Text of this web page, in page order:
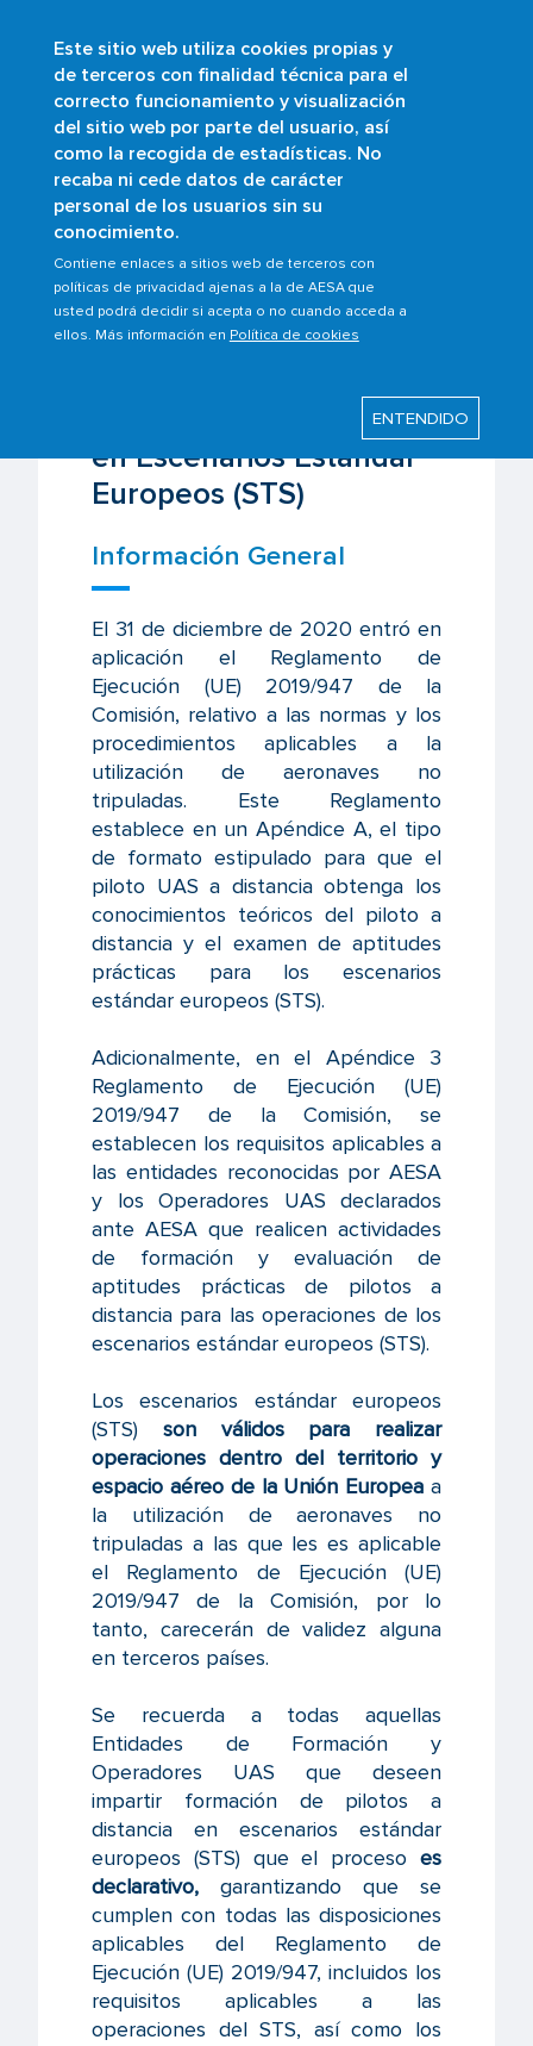
Este sitio web utiliza cookies propias y
de terceros con finalidad técnica para el
correcto funcionamiento y visualización
del sitio web por parte del usuario, así
como la recogida de estadísticas. No
recaba ni cede datos de carácter
personal de los usuarios sin su
conocimiento.
Contiene enlaces a sitios web de terceros con
políticas de privacidad ajenas a la de AESA que
usted podrá decidir si acepta o no cuando acceda a
ellos. Más información en Política de cookies
ENTENDIDO
Pasar
al
contenido
principal
Buscar
Sobrescribir
enlaces
de
ayuda
a
la
Inicio Ámbitos
UAS/Drones
Entidades de formación UAS/Drones
Entidades de formación en Escenarios
Estándar Europeos (STS)
Última modificación: Martes, 14 Abril 2026
Entidades de formación
en Escenarios Estándar
Europeos (STS)
Información General
El 31 de diciembre de 2020 entró en
aplicación el Reglamento de
Ejecución (UE) 2019/947 de la
Comisión, relativo a las normas y los
procedimientos aplicables a la
utilización de aeronaves no
tripuladas. Este Reglamento
establece en un Apéndice A, el tipo
de formato estipulado para que el
piloto UAS a distancia obtenga los
conocimientos teóricos del piloto a
distancia y el examen de aptitudes
prácticas para los escenarios
estándar europeos (STS).
Adicionalmente, en el Apéndice 3
Reglamento de Ejecución (UE)
2019/947 de la Comisión, se
establecen los requisitos aplicables a
las entidades reconocidas por AESA
y los Operadores UAS declarados
ante AESA que realicen actividades
de formación y evaluación de
aptitudes prácticas de pilotos a
distancia para las operaciones de los
escenarios estándar europeos (STS).
Los escenarios estándar europeos
(STS) son válidos para realizar
operaciones dentro del territorio y
espacio aéreo de la Unión Europea a
la utilización de aeronaves no
tripuladas a las que les es aplicable
el Reglamento de Ejecución (UE)
2019/947 de la Comisión, por lo
tanto, carecerán de validez alguna
en terceros países.
Se recuerda a todas aquellas
Entidades de Formación y
Operadores UAS que deseen
impartir formación de pilotos a
distancia en escenarios estándar
europeos (STS) que el proceso es
declarativo, garantizando que se
cumplen con todas las disposiciones
aplicables del Reglamento de
Ejecución (UE) 2019/947, incluidos los
requisitos aplicables a las
operaciones del STS, así como los